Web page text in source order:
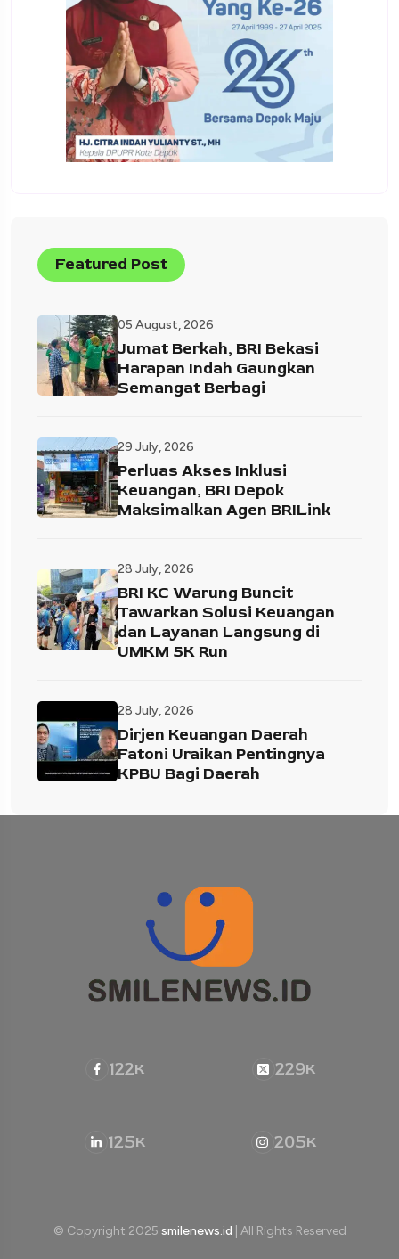
Featured Post
05 August, 2026
Jumat Berkah, BRI Bekasi
Harapan Indah Gaungkan
Semangat Berbagi
29 July, 2026
Perluas Akses Inklusi
Keuangan, BRI Depok
Maksimalkan Agen BRILink
28 July, 2026
BRI KC Warung Buncit
Tawarkan Solusi Keuangan
dan Layanan Langsung di
UMKM 5K Run
28 July, 2026
Dirjen Keuangan Daerah
Fatoni Uraikan Pentingnya
KPBU Bagi Daerah
122K 229K
125K 205K
© Copyright 2025 smilenews.id | All Rights Reserved